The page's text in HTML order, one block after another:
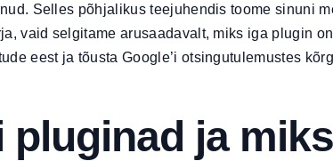
Selles põhjalikus teejuhendis toome sinuni
vaid selgitame arusaadavalt, miks iga plugin
eest ja tõusta Google’i otsingutulemustes
ja